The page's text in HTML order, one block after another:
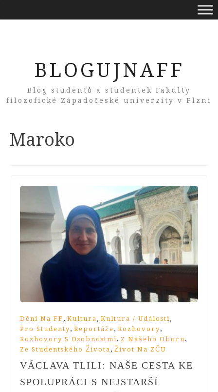
BLOGUJNAFF
Blog studentů a studentek Fakulty
filozofické Západočeské univerzity v Plzni
Tag:
Maroko
Dění Na FF , Kultura , Kultura / Události ,
Pro Studenty, Reportáže , Rozhovory,
Rozhovory S Osobnostmi , Z Našeho Oboru ,
Ze Studentského Života , Život Na ZČU
VÁCLAVA TLILI: NAŠE CESTA KE
SPOLUPRÁCI S NEJSTARŠÍ